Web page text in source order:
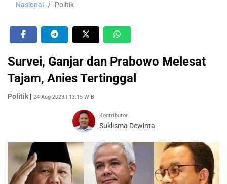
Nasional Politik
Survei, Ganjar dan Prabowo Melesat
Tajam, Anies Tertinggal
Politik | 24 Aug 2023 | 13:15 WIB
Kontributor
Suklisma Dewinta